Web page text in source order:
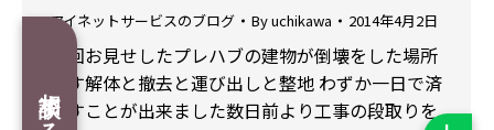
アイネットサービスのブログ Byuchikawa 2014年4月2日
前回お見せしたプレハブの建物が倒壊をした場所
です解体と撤去と運び出しと整地 わずか一日で済
ますことが出来ました数日前より工事の段取りを
相談する